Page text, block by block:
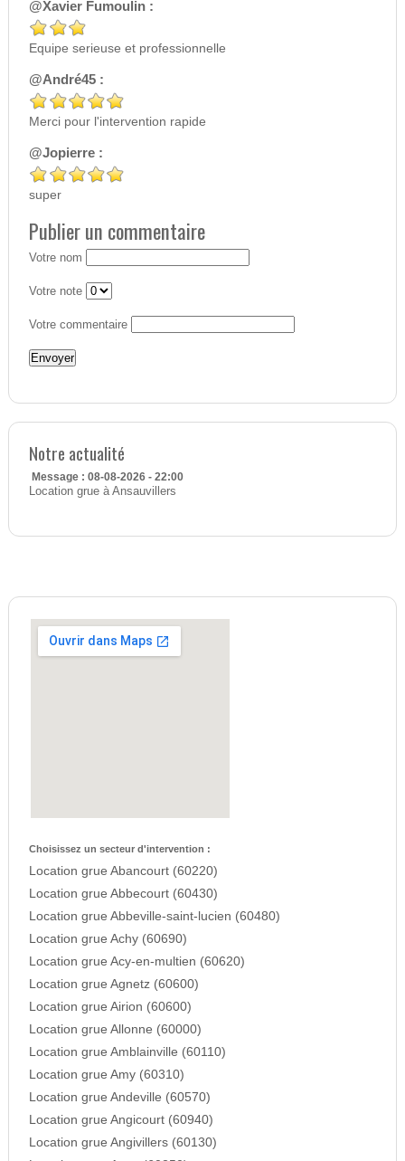
@Xavier Fumoulin :
Equipe serieuse et professionnelle
@André45 :
Merci pour l'intervention rapide
@Jopierre :
super
Publier un commentaire
Votre nom
Votre note
Votre commentaire
Notre actualité
Message : 08-08-2026 - 22:00
Location grue à Ansauvillers
Choisissez un secteur d'intervention :
Location grue Abancourt (60220)
Location grue Abbecourt (60430)
Location grue Abbeville-saint-lucien (60480)
Location grue Achy (60690)
Location grue Acy-en-multien (60620)
Location grue Agnetz (60600)
Location grue Airion (60600)
Location grue Allonne (60000)
Location grue Amblainville (60110)
Location grue Amy (60310)
Location grue Andeville (60570)
Location grue Angicourt (60940)
Location grue Angivillers (60130)